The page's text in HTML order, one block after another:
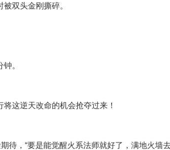
双头金刚撕碎。
。
这逆天改命的机会抢夺过来！
待，“要是能觉醒火系法师就好了，满地火墙